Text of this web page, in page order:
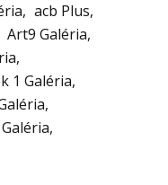
acb Plus
Art9 Galéria
1 Galéria